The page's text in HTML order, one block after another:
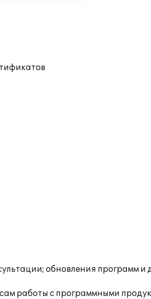
обновления программ
работы с программными